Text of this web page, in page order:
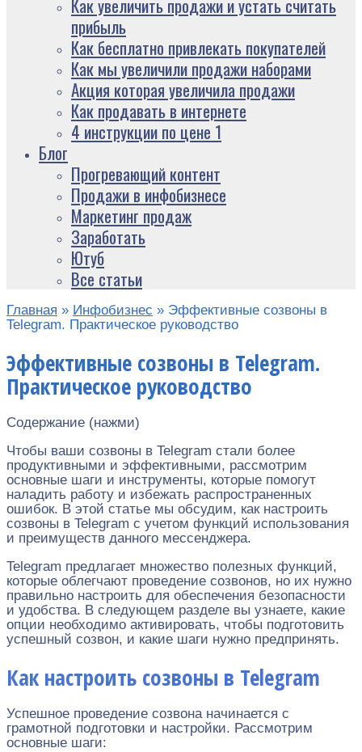
Как увеличить продажи и устать считать
прибыль
Как бесплатно привлекать покупателей
Как мы увеличили продажи наборами
Акция которая увеличила продажи
Как продавать в интернете
4 инструкции по цене 1
Блог
Прогревающий контент
Продажи в инфобизнесе
Маркетинг продаж
Заработать
Ютуб
Все статьи
Главная » Инфобизнес » Эффективные созвоны в
Telegram. Практическое руководство
Эффективные созвоны в Telegram.
Практическое руководство
Содержание (нажми)
Чтобы ваши созвоны в Telegram стали более
продуктивными и эффективными, рассмотрим
основные шаги и инструменты, которые помогут
наладить работу и избежать распространенных
ошибок. В этой статье мы обсудим, как настроить
созвоны в Telegram с учетом функций использования
и преимуществ данного мессенджера.
Telegram предлагает множество полезных функций,
которые облегчают проведение созвонов, но их нужно
правильно настроить для обеспечения безопасности
и удобства. В следующем разделе вы узнаете, какие
опции необходимо активировать, чтобы подготовить
успешный созвон, и какие шаги нужно предпринять.
Как настроить созвоны в Telegram
Успешное проведение созвона начинается с
грамотной подготовки и настройки. Рассмотрим
основные шаги: